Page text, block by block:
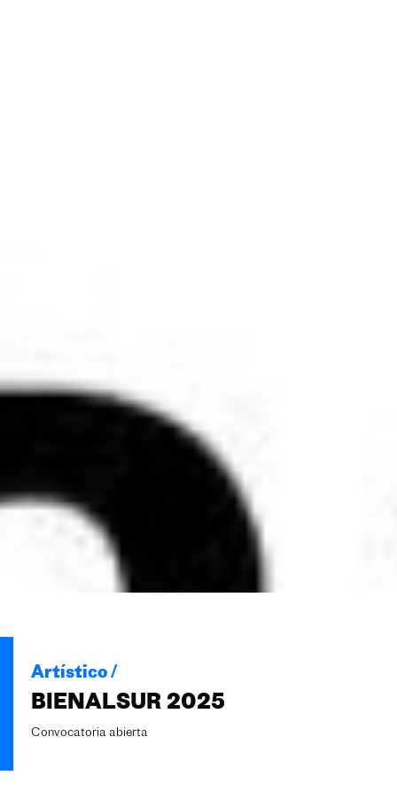
Artístico /
BIENALSUR 2025
Convocatoria abierta